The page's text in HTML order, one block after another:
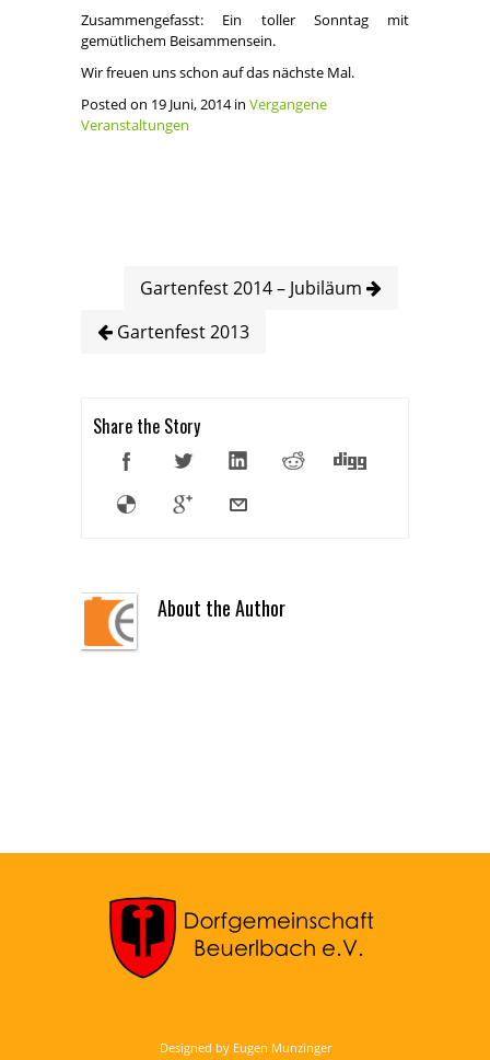
Zusammengefasst: Ein toller Sonntag mit
gemütlichem Beisammensein.
Wir freuen uns schon auf das nächste Mal.
Posted on 19 Juni, 2014 in Vergangene
Veranstaltungen
Gartenfest 2014 – Jubiläum
Gartenfest 2013
Share the Story
About the Author
Designed by Eugen Munzinger